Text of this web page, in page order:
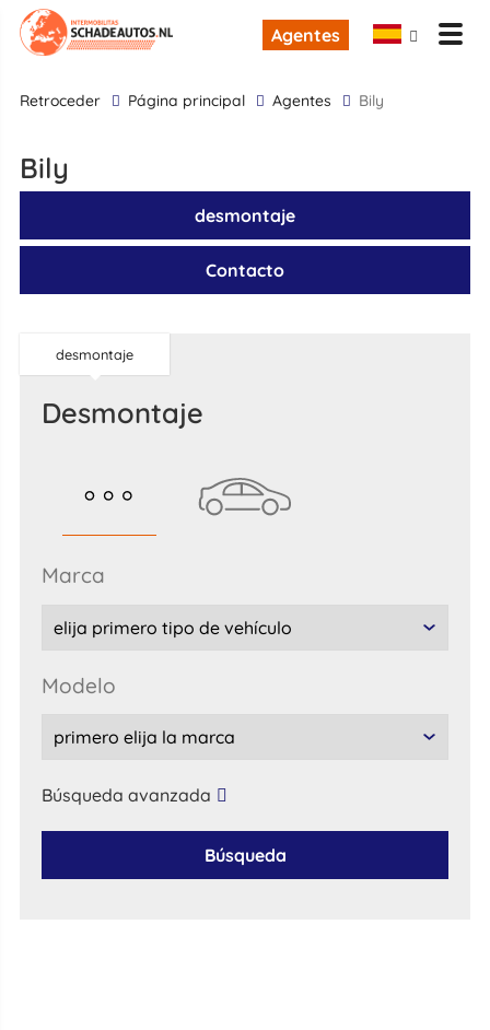
Agentes
retroceder Página principal Agentes Bily
Bily
desmontaje
Contacto
desmontaje
desmontaje
marca
modelo
Búsqueda avanzada
Búsqueda